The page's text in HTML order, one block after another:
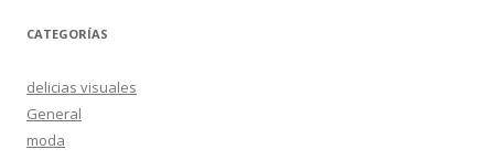
CATEGORÍAS
delicias visuales
General
moda